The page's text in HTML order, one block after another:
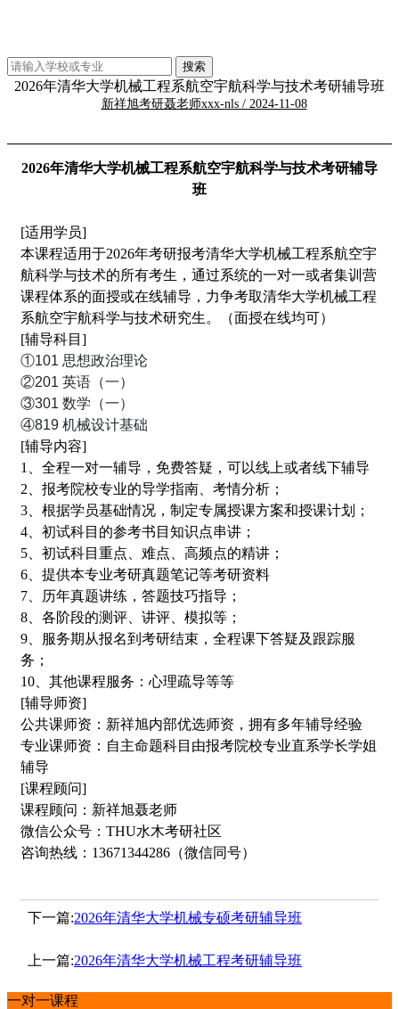
2026年清华大学机械工程系航空宇航科学与技术考研辅导班
新祥旭考研聂老师xxx-nls / 2024-11-08
2026年清华大学机械工程系航空宇航科学与技术考研辅导
班
[适用学员]
本课程适用于2026年考研报考清华大学机械工程系航空宇
航科学与技术的所有考生，通过系统的一对一或者集训营
课程体系的面授或在线辅导，力争考取清华大学机械工程
系航空宇航科学与技术研究生。（面授在线均可）
[辅导科目]
①101 思想政治理论
②201 英语（一）
③301 数学（一）
④819 机械设计基础
[辅导内容]
1、全程一对一辅导，免费答疑，可以线上或者线下辅导
2、报考院校专业的导学指南、考情分析；
3、根据学员基础情况，制定专属授课方案和授课计划；
4、初试科目的参考书目知识点串讲；
5、初试科目重点、难点、高频点的精讲；
6、提供本专业考研真题笔记等考研资料
7、历年真题讲练，答题技巧指导；
8、各阶段的测评、讲评、模拟等；
9、服务期从报名到考研结束，全程课下答疑及跟踪服
务；
10、其他课程服务：心理疏导等等
[辅导师资]
公共课师资：新祥旭内部优选师资，拥有多年辅导经验
专业课师资：自主命题科目由报考院校专业直系学长学姐
辅导
[课程顾问]
课程顾问：新祥旭聂老师
微信公众号：THU水木考研社区
咨询热线：13671344286（微信同号）
下一篇:2026年清华大学机械专硕考研辅导班
上一篇:2026年清华大学机械工程考研辅导班
一对一课程